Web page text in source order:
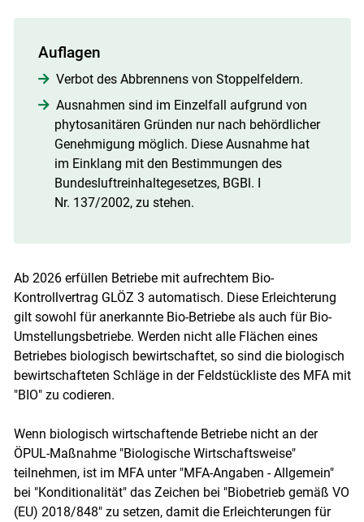
Auflagen
Verbot des Abbrennens von Stoppelfeldern.
Ausnahmen sind im Einzelfall aufgrund von
phytosanitären Gründen nur nach behördlicher
Genehmigung möglich. Diese Ausnahme hat
im Einklang mit den Bestimmungen des
Bundesluftreinhaltegesetzes, BGBl. I
Nr. 137/2002, zu stehen.
Ab 2026 erfüllen Betriebe mit aufrechtem Bio-
Kontrollvertrag GLÖZ 3 automatisch. Diese Erleichterung
gilt sowohl für anerkannte Bio-Betriebe als auch für Bio-
Umstellungsbetriebe. Werden nicht alle Flächen eines
Betriebes biologisch bewirtschaftet, so sind die biologisch
bewirtschafteten Schläge in der Feldstückliste des MFA mit
"BIO" zu codieren.
Wenn biologisch wirtschaftende Betriebe nicht an der
ÖPUL-Maßnahme "Biologische Wirtschaftsweise"
teilnehmen, ist im MFA unter "MFA-Angaben - Allgemein"
bei "Konditionalität" das Zeichen bei "Biobetrieb gemäß VO
(EU) 2018/848" zu setzen, damit die Erleichterungen für